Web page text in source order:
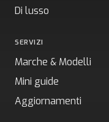
Di lusso
SERVIZI
Marche & Modelli
Mini guide
Aggiornamenti